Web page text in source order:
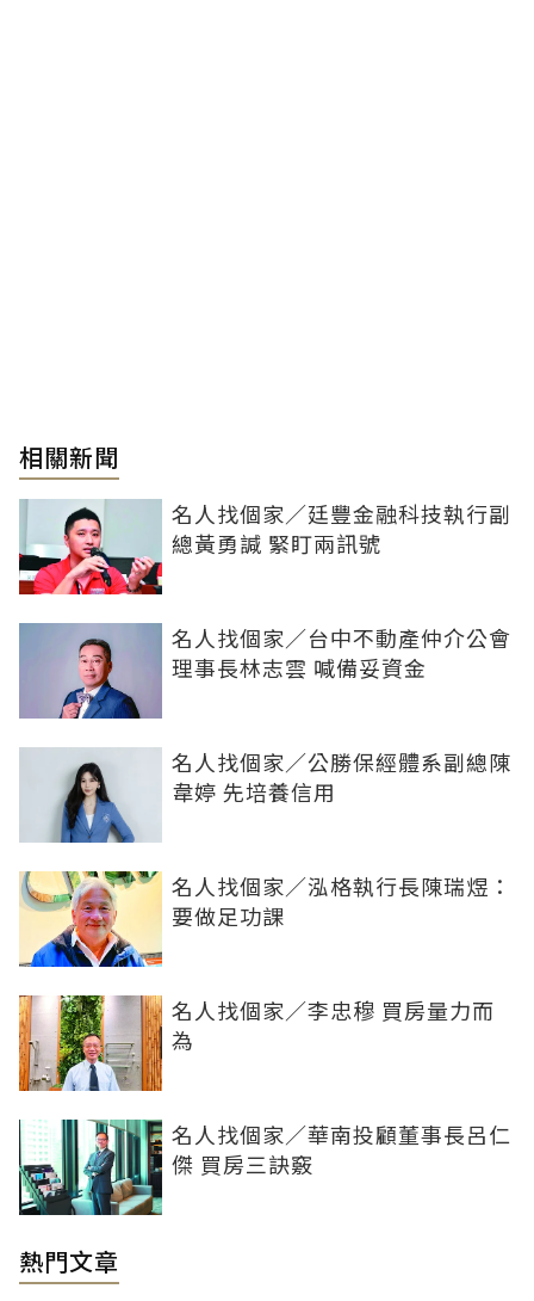
相關新聞
名人找個家／廷豐金融科技執行副
總黃勇諴 緊盯兩訊號
名人找個家／台中不動產仲介公會
理事長林志雲 喊備妥資金
名人找個家／公勝保經體系副總陳
韋婷 先培養信用
名人找個家／泓格執行長陳瑞煜：
要做足功課
名人找個家／李忠穆 買房量力而
為
名人找個家／華南投顧董事長呂仁
傑 買房三訣竅
熱門文章